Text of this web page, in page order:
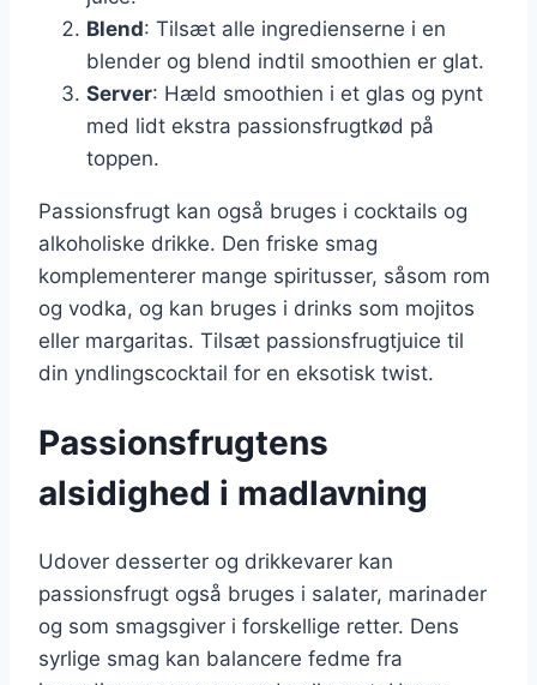
Blend: Tilsæt alle ingredienserne i en
blender og blend indtil smoothien er glat.
Server: Hæld smoothien i et glas og pynt
med lidt ekstra passionsfrugtkød på
toppen.
Passionsfrugt kan også bruges i cocktails og
alkoholiske drikke. Den friske smag
komplementerer mange spiritusser, såsom rom
og vodka, og kan bruges i drinks som mojitos
eller margaritas. Tilsæt passionsfrugtjuice til
din yndlingscocktail for en eksotisk twist.
Passionsfrugtens
alsidighed i madlavning
Udover desserter og drikkevarer kan
passionsfrugt også bruges i salater, marinader
og som smagsgiver i forskellige retter. Dens
syrlige smag kan balancere fedme fra